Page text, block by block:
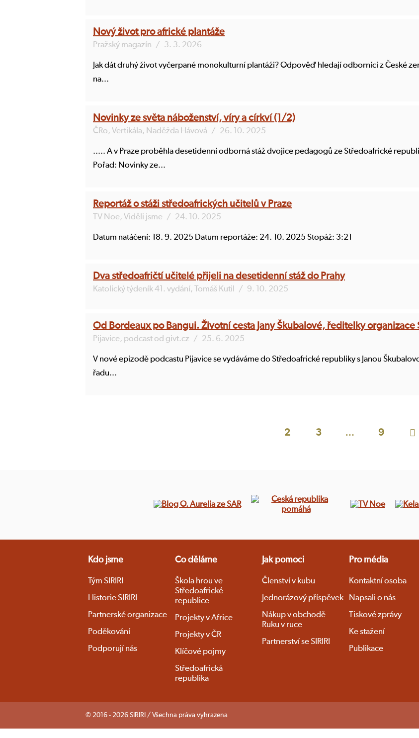
Nový život pro africké plantáže
Pražský magazín / 3. 3. 2026
Jak dát druhý život vyčerpané monokulturní plantáži? Odpověď hledají odborníci z České
na...
Novinky ze světa náboženství, víry a církví (1/2)
ČRo, Vertikála, Naděžda Hávová / 26. 10. 2025
..... A v Praze proběhla desetidenní odborná stáž dvojice pedagogů ze Středoafrické
Pořad: Novinky ze...
Reportáž o stáži středoafrických učitelů v Praze
TV Noe, Viděli jsme / 24. 10. 2025
Datum natáčení: 18. 9. 2025 Datum reportáže: 24. 10. 2025 Stopáž: 3:21
Dva středoafričtí učitelé přijeli na desetidenní stáž do Prahy
Katolický týdeník 41. vydání, Tomáš Kutil / 9. 10. 2025
Od Bordeaux po Bangui. Životní cesta Jany Škubalové, ředitelky organizace
Pijavice, podcast od givt.cz / 25. 6. 2025
V nové epizodě podcastu Pijavice se vydáváme do Středoafrické republiky s Janou
řadu...
2 3 … 9 
Kdo jsme
Tým SIRIRI
Historie SIRIRI
Partnerské organizace
Poděkování
Podporují nás
Co děláme
Škola hrou ve
Středoafrické
republice
Projekty v Africe
Projekty v ČR
Klíčové pojmy
Středoafrická
republika
Jak pomoci
Členství v kubu
Jednorázový příspěvek
Nákup v obchodě
Ruku v ruce
Partnerství se SIRIRI
Pro média
Kontaktní osoba
Napsali o nás
Tiskové zprávy
Ke stažení
Publikace
© 2016 - 2026 SIRIRI / Všechna práva vyhrazena